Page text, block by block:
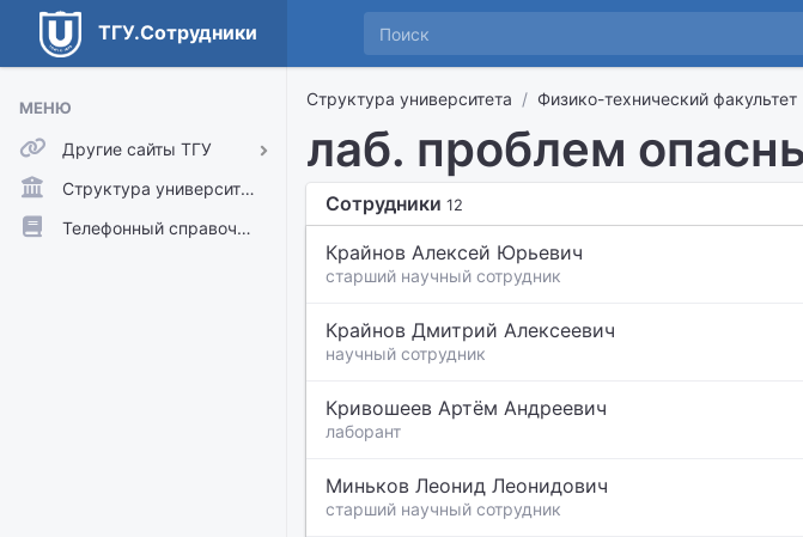
ТГУ.Сотрудники
МЕНЮ
Другие сайты ТГУ
ТГУ.Аккаунты
ТГУ.Расписание
Структура университета
Телефонный справочник
Структура университета Физико-технический факультет
лаб. проблем
Сотрудники 12
Крайнов Алексей Юрьевич
старший научный сотрудник
Крайнов Дмитрий Алексеевич
научный сотрудник
Кривошеев Артём Андреевич
лаборант
Миньков Леонид Леонидович
старший научный сотрудник